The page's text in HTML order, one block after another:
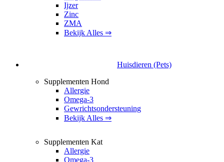
Ijzer
Zinc
ZMA
Bekijk Alles ⇒
Huisdieren (Pets)
Supplementen Hond
Allergie
Omega-3
Gewrichtsondersteuning
Bekijk Alles ⇒
Supplementen Kat
Allergie
Omega-3